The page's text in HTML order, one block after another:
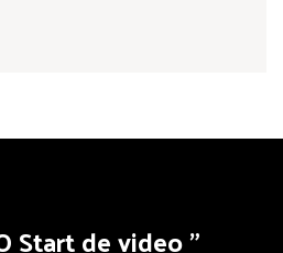
Start de video